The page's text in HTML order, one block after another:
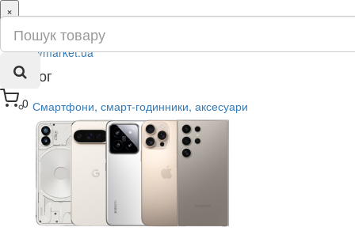
0
×
ru
ua
Каталог
Смартфони, смарт-годинники, аксесуари